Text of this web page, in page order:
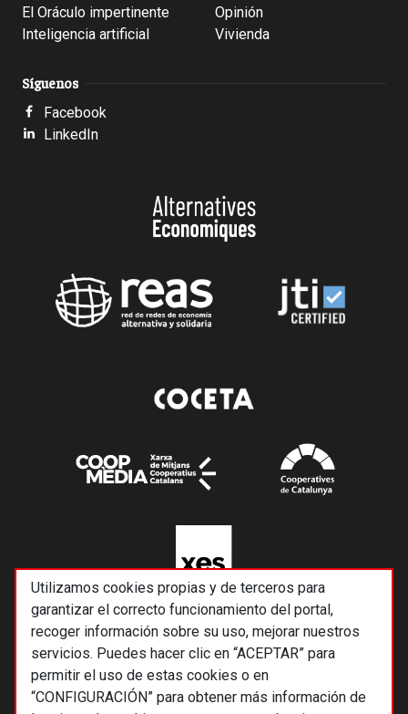
Utilizamos cookies propias y de terceros para
garantizar el correcto funcionamiento del portal,
recoger información sobre su uso, mejorar nuestros
servicios. Puedes hacer clic en “ACEPTAR” para
permitir el uso de estas cookies o en
“CONFIGURACIÓN” para obtener más información de
El Oráculo impertinente
Inteligencia artificial
Opinión
Vivienda
Síguenos
Facebook
LinkedIn